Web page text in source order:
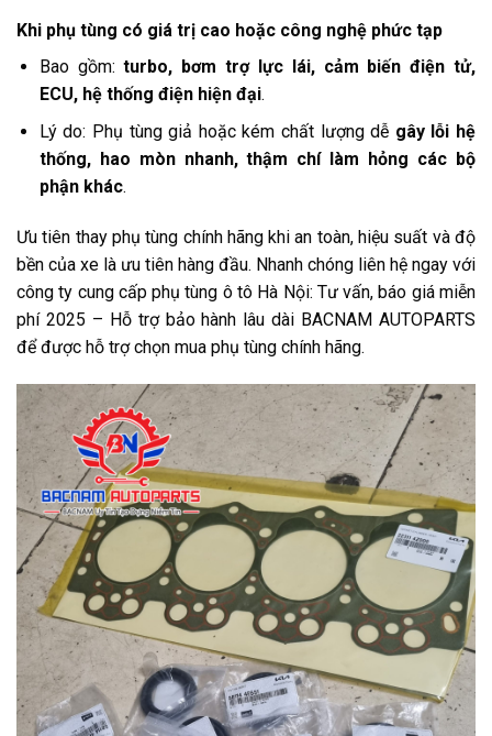
Khi phụ tùng có giá trị cao hoặc công nghệ phức tạp
Bao gồm:turbo, bơm trợ lực lái, cảm biến điện tử,
ECU, hệ thống điện hiện đại.
Lý do: Phụ tùng giả hoặc kém chất lượng dễ gây lỗi hệ
thống, hao mòn nhanh, thậm chí làm hỏng các bộ
phận khác.
Ưu tiên thay phụ tùng chính hãng khi an toàn, hiệu suất và độ
bền của xe là ưu tiên hàng đầu. Nhanh chóng liên hệ ngay với
công ty cung cấp phụ tùng ô tô Hà Nội: Tư vấn, báo giá miễn
phí 2025 – Hỗ trợ bảo hành lâu dài BACNAM AUTOPARTS
để được hỗ trợ chọn mua phụ tùng chính hãng.